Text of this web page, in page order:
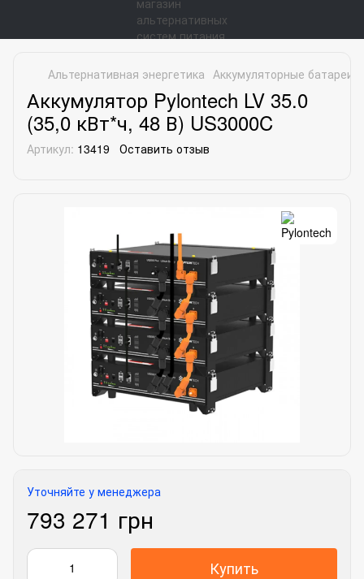
Альтернативная энергетика Аккумуляторные батареи
Аккумулятор Pylontech LV 35.0
(35,0 кВт*ч, 48 В) US3000C
Артикул: 13419 Оставить отзыв
Уточняйте у менеджера
793 271 грн
Купить